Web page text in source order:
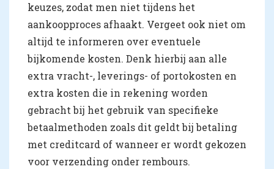
keuzes, zodat men niet tijdens het
aankoopproces afhaakt. Vergeet ook niet om
altijd te informeren over eventuele
bijkomende kosten. Denk hierbij aan alle
extra vracht-, leverings- of portokosten en
extra kosten die in rekening worden
gebracht bij het gebruik van specifieke
betaalmethoden zoals dit geldt bij betaling
met creditcard of wanneer er wordt gekozen
voor verzending onder rembours.